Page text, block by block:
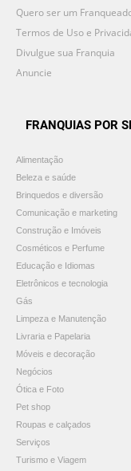
Quero ser um
Termos de Uso e
Divulgue sua Franquia
Anuncie
FRANQUIAS POR
Alimentação
Beleza e saúde
Brinquedos e diversão
Comunicação e marketing
Construção e Imóveis
Cosméticos e Perfume
Educação e Idiomas
Eletrônicos e tecnologia
Gás
Limpeza e Manutenção
Livraria e Papelaria
Móveis e decoração
Negócios
Ótica e Foto
Pet shop
Roupas e calçados
Serviços
Turismo e Viagem